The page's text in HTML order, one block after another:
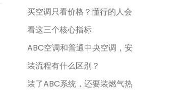
买空调只看价格？懂行的人会
看这三个核心指标
ABC空调和普通中央空调，安
装流程有什么区别？
装了ABC系统，还要装燃气热